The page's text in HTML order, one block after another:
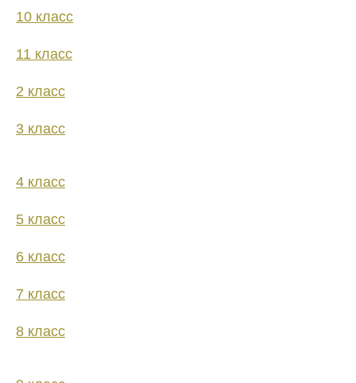
10 класс
11 класс
2 класс
3 класс
4 класс
5 класс
6 класс
7 класс
8 класс